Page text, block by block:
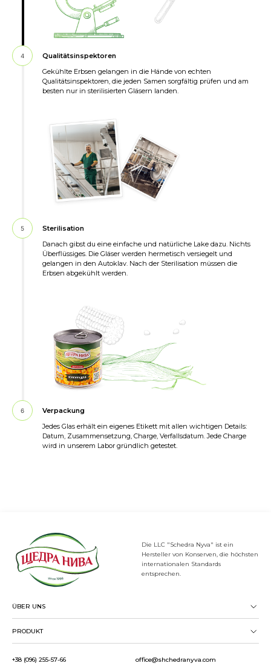
6
Verpackung
Jedes Glas erhält ein eigenes Etikett mit allen wichtigen Details:
Datum, Zusammensetzung, Charge, Verfallsdatum. Jede Charge
wird in unserem Labor gründlich getestet.
5
Sterilisation
Danach gibst du eine einfache und natürliche Lake dazu. Nichts
Überflüssiges. Die Gläser werden hermetisch versiegelt und
gelangen in den Autoklav. Nach der Sterilisation müssen die
Erbsen abgekühlt werden.
4
Qualitätsinspektoren
Gekühlte Erbsen gelangen in die Hände von echten
Qualitätsinspektoren, die jeden Samen sorgfältig prüfen und am
besten nur in sterilisierten Gläsern landen.
Die LLC "Schedra Nyva" ist ein
Hersteller von Konserven, die höchsten
internationalen Standards
entsprechen.
ÜBER UNS
PRODUKT
+38 (096) 255-57-66 office@shchedranyva.com